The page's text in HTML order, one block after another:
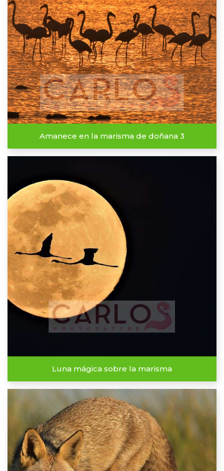
Amanece en la marisma de doñana 3
Luna mágica sobre la marisma